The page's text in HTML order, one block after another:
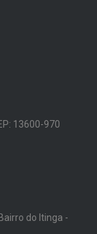
13600-970
do Itinga -